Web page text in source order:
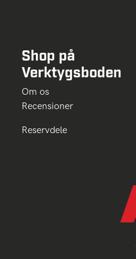
Shop på
Verktygsboden
Om os
Recensioner
Reservdele